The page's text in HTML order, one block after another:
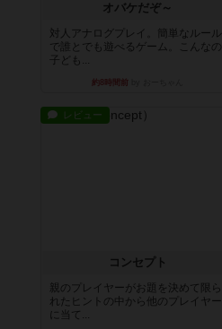
オバケだぞ～
対人アナログプレイ。簡単なルール
で誰とでも遊べるゲーム。こんなの
子ども...
約8時間前
レビュー
コンセプト
親のプレイヤーがお題を決めて限ら
れたヒントの中から他のプレイヤー
に当て...